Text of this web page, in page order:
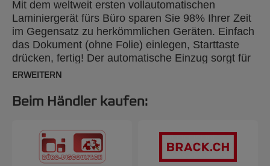
Mit dem weltweit ersten vollautomatischen
Laminiergerät fürs Büro sparen Sie 98% Ihrer Zeit
im Gegensatz zu herkömmlichen Geräten. Einfach
das Dokument (ohne Folie) einlegen, Starttaste
drücken, fertig! Der automatische Einzug sorgt für
stets perfekt laminierte Dokumente. Ideal wenn es
ERWEITERN
Beim Händler kaufen: